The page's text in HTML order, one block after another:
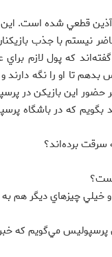
قطعي شده است.
نيستم با جذب
كه پول لازم
بدهم تا او را نگه
حضور اين بازيكن در
بگويم كه در باشگاه
سرقت برده‌اند؟
چيزهاي ديگر هم به
مي‌گويم كه